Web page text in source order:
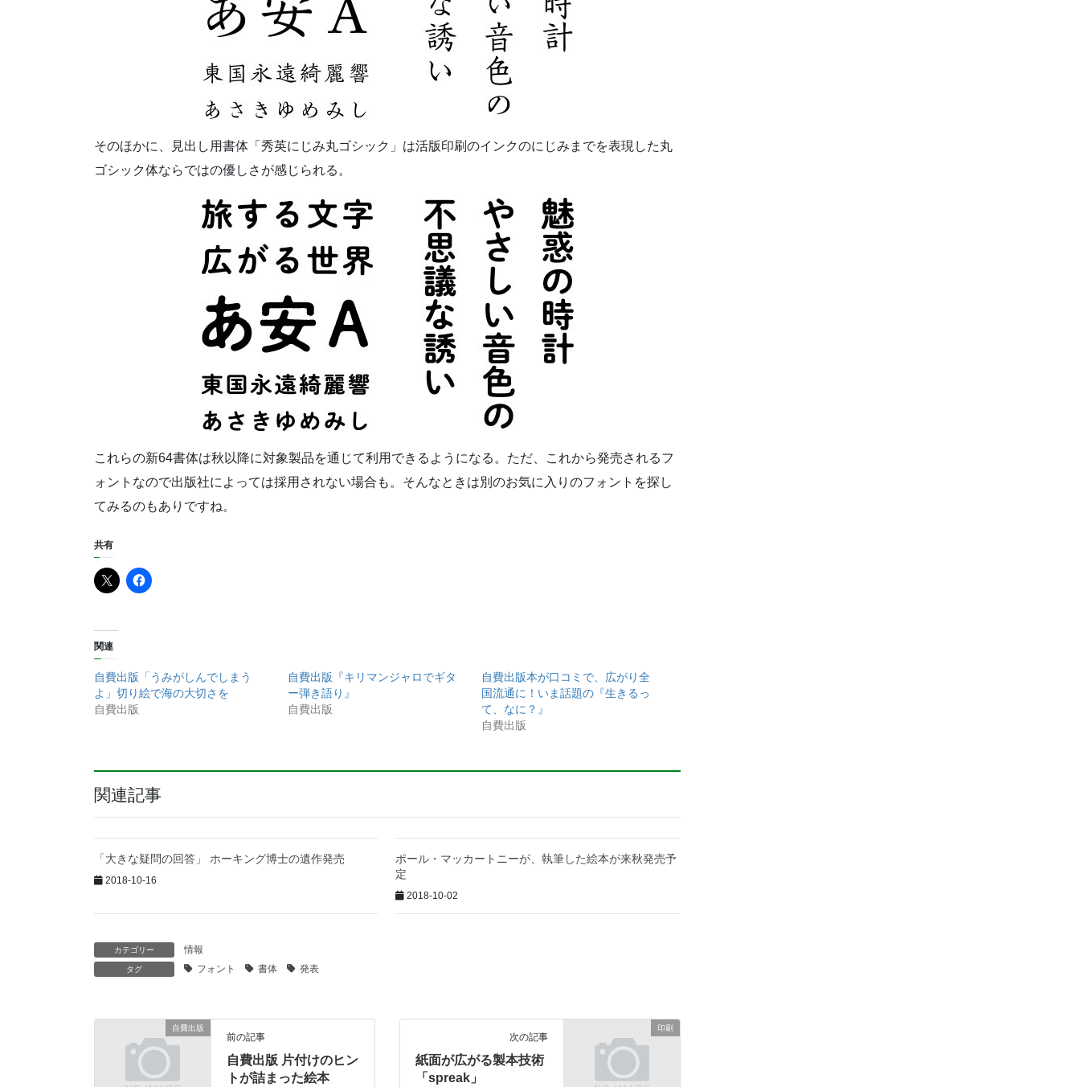
そのほかに、見出し用書体「秀英にじみ丸ゴシック」は活版印刷のインクのにじみまでを表現した丸
ゴシック体ならではの優しさが感じられる。
これらの新64書体は秋以降に対象製品を通じて利用できるようになる。ただ、これから発売されるフ
ォントなので出版社によっては採用されない場合も。そんなときは別のお気に入りのフォントを探し
てみるのもありですね。
共有
関連
自費出版「うみがしんでしまう
よ」切り絵で海の大切さを
自費出版
自費出版『キリマンジャロでギタ
ー弾き語り』
自費出版
自費出版本が口コミで、広がり全
国流通に！いま話題の『生きるっ
て、なに？』
自費出版
関連記事
「大きな疑問の回答」 ホーキング博士の遺作発売
2018-10-16
ポール・マッカートニーが、執筆した絵本が来秋発売予
定
2018-10-02
カテゴリー 情報
タグ フォント 書体 発表
自費出版
前の記事
自費出版 片付けのヒン
トが詰まった絵本
印刷
次の記事
紙面が広がる製本技術
「spreak」